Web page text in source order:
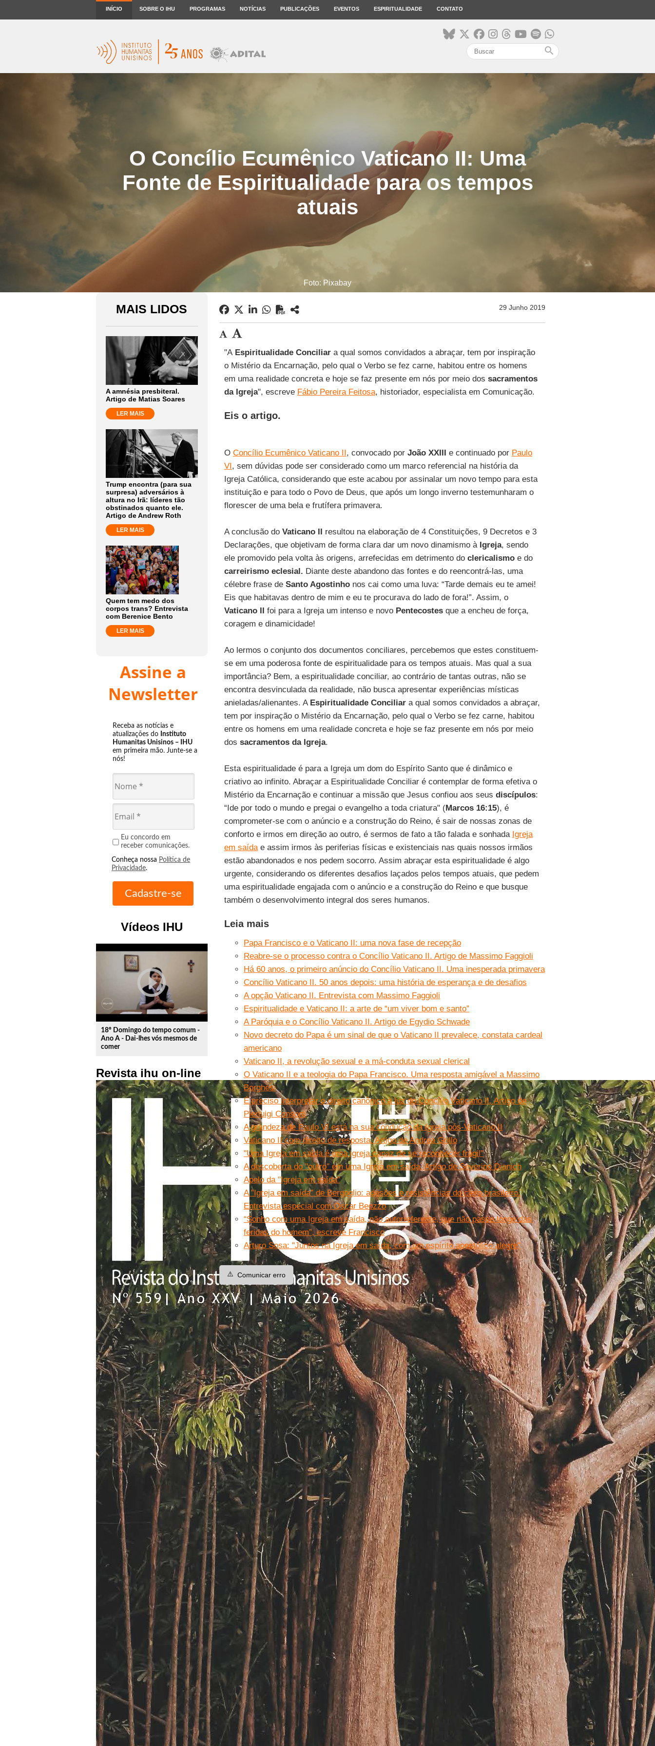
INÍCIO SOBRE O IHU PROGRAMAS NOTÍCIAS PUBLICAÇÕES EVENTOS ESPIRITUALIDADE CONTATO
search
O Concílio Ecumênico Vaticano II: Uma
Fonte de Espiritualidade para os tempos
atuais
Foto: Pixabay
MAIS LIDOS
A amnésia presbiteral.
Artigo de Matias Soares
LER MAIS
Trump encontra (para sua
surpresa) adversários à
altura no Irã: líderes tão
obstinados quanto ele.
Artigo de Andrew Roth
LER MAIS
Quem tem medo dos
corpos trans? Entrevista
com Berenice Bento
LER MAIS
Assine a
Newsletter
Receba as notícias e
atualizações do Instituto
Humanitas Unisinos – IHU
em primeira mão. Junte-se a
nós!
Eu concordo em
receber comunicações.
Conheça nossa Política de
Privacidade.
Vídeos IHU
play_circle_outline
18º Domingo do tempo comum -
Ano A - Dai-lhes vós mesmos de
comer
Revista ihu on-line
29 Junho 2019
"A Espiritualidade Conciliara qual somos convidados a abraçar, tem por inspiração
o Mistério da Encarnação, pelo qual o Verbo se fez carne, habitou entre os homens
em uma realidade concreta e hoje se faz presente em nós por meio dos sacramentos
da Igreja", escreve Fábio Pereira Feitosa, historiador, especialista em Comunicação.
Eis o artigo.
O Concílio Ecumênico Vaticano II, convocado por João XXIII e continuado por Paulo
VI, sem dúvidas pode ser considerado como um marco referencial na história da
Igreja Católica, considerando que este acabou por assinalar um novo tempo para esta
instituição e para todo o Povo de Deus, que após um longo inverno testemunharam o
florescer de uma bela e frutífera primavera.
A conclusão do Vaticano II resultou na elaboração de 4 Constituições, 9 Decretos e 3
Declarações, que objetivam de forma clara dar um novo dinamismo à Igreja, sendo
ele promovido pela volta às origens, arrefecidas em detrimento do clericalismoe do
carreirismo eclesial. Diante deste abandono das fontes e do reencontrá-las, uma
célebre frase deSanto Agostinhonos cai como uma luva: “Tarde demais eu te amei!
Eis que habitavas dentro de mim e eu te procurava do lado de fora!”. Assim, o
Vaticano II foi para a Igreja um intenso e novo Pentecostesque a encheu de força,
coragem e dinamicidade!
Ao lermos o conjunto dos documentos conciliares, percebemos que estes constituem-
se em uma poderosa fonte de espiritualidade para os tempos atuais. Mas qual a sua
importância? Bem, a espiritualidade conciliar, ao contrário de tantas outras, não se
encontra desvinculada da realidade, não busca apresentar experiências místicas
anieladas/alienantes. A Espiritualidade Conciliara qual somos convidados a abraçar,
tem por inspiração o Mistério da Encarnação, pelo qual o Verbo se fez carne, habitou
entre os homens em uma realidade concreta e hoje se faz presente em nós por meio
dos sacramentos da Igreja.
Esta espiritualidade é para a Igreja um dom do Espírito Santo que é dinâmico e
criativo ao infinito. Abraçar a Espiritualidade Conciliar é contemplar de forma efetiva o
Mistério da Encarnação e continuar a missão que Jesus confiou aos seus discípulos:
“Ide por todo o mundo e pregai o evangelho a toda criatura" (Marcos 16:15), é
comprometer-se com o anúncio e a construção do Reino, é sair de nossas zonas de
conforto e irmos em direção ao outro, é sermos de fato a tão falada e sonhada Igreja
em saídae assim irmos às periferias físicas e existenciais nas quais nossos irmãos
estão abandonados e nos pedem socorro. Assim abraçar esta espiritualidade é algo
urgente, considerando os diferentes desafios laçados pelos tempos atuais, que pedem
uma espiritualidade engajada com o anúncio e a construção do Reino e que busque
também o desenvolvimento integral dos seres humanos.
Leia mais
Papa Francisco e o Vaticano II: uma nova fase de recepção
Reabre-se o processo contra o Concílio Vaticano II. Artigo de Massimo Faggioli
Há 60 anos, o primeiro anúncio do Concílio Vaticano II. Uma inesperada primavera
Concílio Vaticano II. 50 anos depois: uma história de esperança e de desafios
A opção Vaticano II. Entrevista com Massimo Faggioli
Espiritualidade e Vaticano II: a arte de “um viver bom e santo”
A Paróquia e o Concílio Vaticano II. Artigo de Egydio Schwade
Novo decreto do Papa é um sinal de que o Vaticano II prevalece, constata cardeal
americano
Vaticano II, a revolução sexual e a má-conduta sexual clerical
O Vaticano II e a teologia do Papa Francisco. Uma resposta amigável a Massimo
Borghesi
É preciso interpretar o direito canônico à luz do Concílio Vaticano II. Artigo de
Pierluigi Consorti
A grandeza de Paulo VI está na sua condução da Igreja pós-Vaticano II
Vaticano II com direito de resposta. Artigo de Andrea Grillo
"Uma Igreja em saída é uma igreja capaz de se reconhecer frágil"
A descoberta do ''outro'' em uma Igreja em saída. Artigo de Severino Dianich
Apelo da "Igreja em saída"
A "Igreja em saída" de Bergoglio: adesões e resistências do clero brasileiro.
Entrevista especial com Oscar Beozzo
“Sonho com uma Igreja em saída, não autorreferente, que não passe longe das
feridas do homem”, escreve Francisco
Arturo Sosa: "Juntos na Igreja em saída, com um espírito apostólico alegre"
⚠️ Comunicar erro